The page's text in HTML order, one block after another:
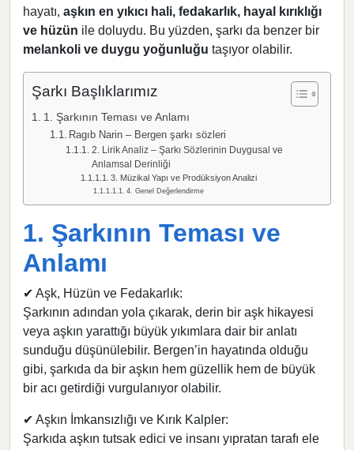
hayatı, aşkın en yıkıcı hali, fedakarlık, hayal kırıklığı
ve hüzün ile doluydu. Bu yüzden, şarkı da benzer bir
melankoli ve duygu yoğunluğu taşıyor olabilir.
Şarkı Başlıklarımız
1. Şarkının Teması ve Anlamı
Ragıb Narin – Bergen şarkı sözleri
2. Lirik Analiz – Şarkı Sözlerinin Duygusal ve
Anlamsal Derinliği
3. Müzikal Yapı ve Prodüksiyon Analizi
4. Genel Değerlendirme
1. Şarkının Teması ve
Anlamı
✔ Aşk, Hüzün ve Fedakarlık:
Şarkının adından yola çıkarak, derin bir aşk hikayesi
veya aşkın yarattığı büyük yıkımlara dair bir anlatı
sunduğu düşünülebilir. Bergen’in hayatında olduğu
gibi, şarkıda da bir aşkın hem güzellik hem de büyük
bir acı getirdiği vurgulanıyor olabilir.
✔ Aşkın İmkansızlığı ve Kırık Kalpler:
Şarkıda aşkın tutsak edici ve insanı yıpratan tarafı ele